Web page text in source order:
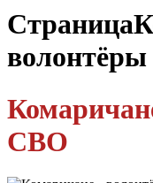
Страница
волонтёры
СВО